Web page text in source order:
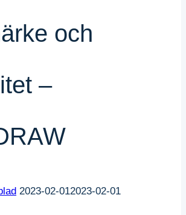
och
–
2023-02-012023-02-01